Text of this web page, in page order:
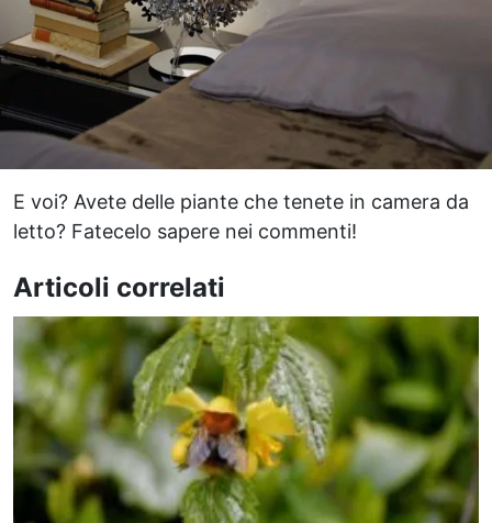
E voi? Avete delle piante che tenete in camera da
letto? Fatecelo sapere nei commenti!
Articoli correlati